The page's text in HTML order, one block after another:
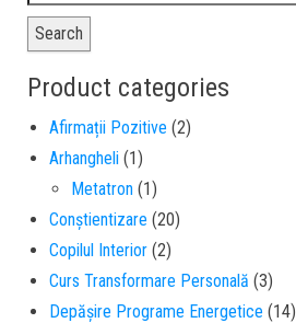
Search
Product categories
Afirmații Pozitive (2)
Arhangheli (1)
Metatron (1)
Conștientizare (20)
Copilul Interior (2)
Curs Transformare Personală (3)
Depășire Programe Energetice (14)